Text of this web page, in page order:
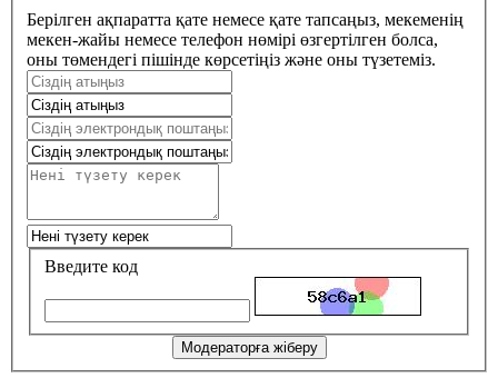
Берілген ақпаратта қате немесе қате тапсаңыз, мекеменің
мекен-жайы немесе телефон нөмірі өзгертілген болса,
оны төмендегі пішінде көрсетіңіз және оны түзетеміз.
Введите код
Модераторға жіберу